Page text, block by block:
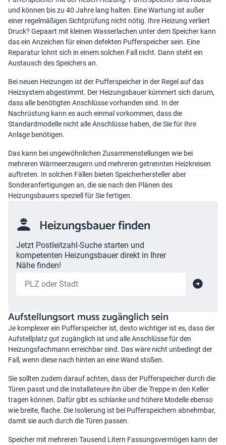
und können bis zu 40 Jahre lang halten. Eine Wartung ist außer
einer regelmäßigen Sichtprüfung nicht nötig. Ihre Heizung verliert
Druck? Gepaart mit kleinen Wasserlachen unter dem Speicher kann
das ein Anzeichen für einen defekten Pufferspeicher sein. Eine
Reparatur lohnt sich in einem solchen Fall nicht. Dann steht ein
Austausch des Speichers an.
Bei neuen Heizungen ist der Pufferspeicher in der Regel auf das
Heizsystem abgestimmt. Der Heizungsbauer kümmert sich darum,
dass alle benötigten Anschlüsse vorhanden sind. In der
Nachrüstung kann es auch einmal vorkommen, dass die
Standardmodelle nicht alle Anschlüsse haben, die Sie für Ihre
Anlage benötigen.
Das kann bei ungewöhnlichen Zusammenstellungen wie bei
mehreren Wärmeerzeugern und mehreren getrennten Heizkreisen
auftreten. In solchen Fällen bieten Speicherhersteller aber
Sonderanfertigungen an, die sie nach den Plänen des
Heizungsbauers speziell für Sie fertigen.
Heizungsbauer finden
Jetzt Postleitzahl-Suche starten und
kompetenten Heizungsbauer direkt in Ihrer
Nähe finden!
Aufstellungsort muss zugänglich sein
Je komplexer ein Pufferspeicher ist, desto wichtiger ist es, dass der
Aufstellplatz gut zugänglich ist und alle Anschlüsse für den
Heizungsfachmann erreichbar sind. Das wäre nicht unbedingt der
Fall, wenn diese nach hinten an eine Wand stoßen.
Sie sollten zudem darauf achten, dass der Pufferspeicher durch die
Türen passt und die Installateure ihn über die Treppe in den Keller
tragen können. Dafür gibt es schlanke und höhere Modelle ebenso
wie breite, flache. Die Isolierung ist bei Pufferspeichern abnehmbar,
damit sie auch durch die Türen passen.
Speicher mit mehreren Tausend Litern Fassungsvermögen kann der